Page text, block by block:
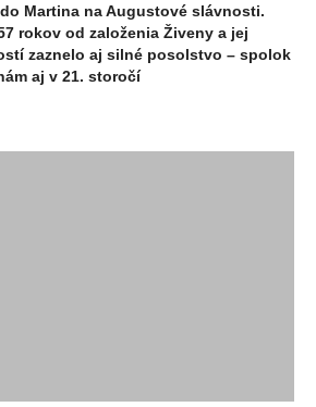
Martina na Augustové slávnosti.
rokov od založenia Živeny a jej
zaznelo aj silné posolstvo – spolok
aj v 21. storočí